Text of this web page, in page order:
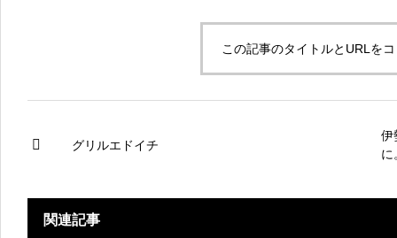
この記事のタイトルとURLを
グリルエドイチ
伊
に
関連記事